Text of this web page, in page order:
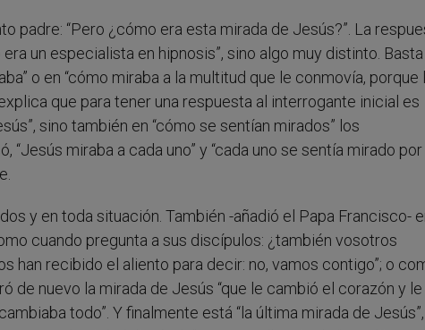
padre: “Pero ¿cómo era esta mirada de Jesús?”. La
era un especialista en hipnosis”, sino algo muy distinto. Basta
o en “cómo miraba a la multitud que le conmovía, porque
que para tener una respuesta al interrogante inicial es
sino también en “cómo se sentían mirados” los
miraba a cada uno” y “cada uno se sentía mirado por
y en toda situación. También -añadió el Papa Francisco-
cuando pregunta a sus discípulos: ¿también vosotros
han recibido el aliento para decir: no, vamos contigo”; o
de nuevo la mirada de Jesús “que le cambió el corazón y le
todo”. Y finalmente está “la última mirada de Jesús”,